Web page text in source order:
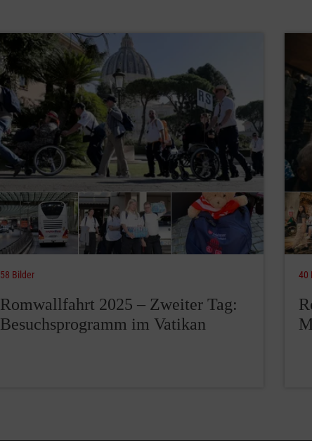
58 Bilder
Romwallfahrt 2025 – Zweiter Tag:
Besuchsprogramm im Vatikan
40